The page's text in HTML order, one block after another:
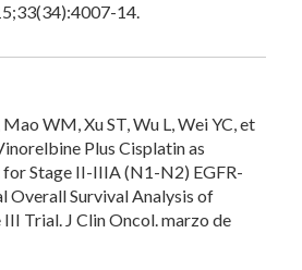
14.
WM, Xu ST, Wu L, Wei YC, et
Plus Cisplatin as
Stage II-IIIA (N1-N2) EGFR-
Overall Survival Analysis of
Trial. J Clin Oncol. marzo de